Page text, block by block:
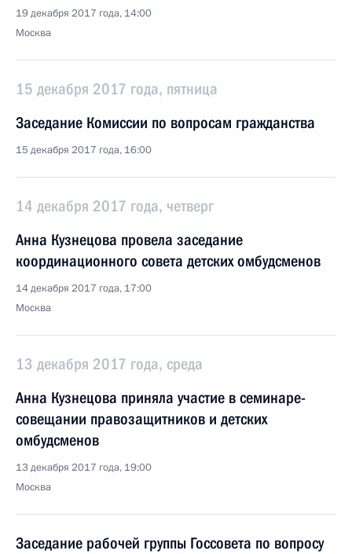
19 декабря 2017 года, 14:00
Москва
15 декабря 2017 года, пятница
Заседание Комиссии по вопросам гражданства
15 декабря 2017 года, 16:00
14 декабря 2017 года, четверг
Анна Кузнецова провела заседание
координационного совета детских омбудсменов
14 декабря 2017 года, 17:00
Москва
13 декабря 2017 года, среда
Анна Кузнецова приняла участие в семинаре-
совещании правозащитников и детских
омбудсменов
13 декабря 2017 года, 19:00
Москва
Заседание рабочей группы Госсовета по вопросу